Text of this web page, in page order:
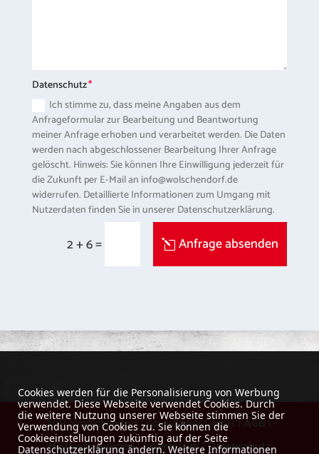
Datenschutz
Ich stimme zu, dass meine Angaben aus dem
Anfrageformular zur Bearbeitung und Beantwortung
meiner Anfrage erhoben und verarbeitet werden. Die Daten
werden nach abgeschlossener Bearbeitung Ihrer Anfrage
gelöscht. Hinweis: Sie können Ihre Einwilligung jederzeit für
die Zukunft per E-Mail an info@wolschendorf.de
widerrufen. Detaillierte Informationen zum Umgang mit
Nutzerdaten finden Sie in unserer Datenschutzerklärung.
2 + 6= Anfrage absenden
H-P. Wolschendorf Gabelstapler GmbH |AGB|
Mietbedingungen|Impressum|Datenschutz
Cookies werden für die Personalisierung von Werbung
verwendet. Diese Webseite verwendet Cookies. Durch
die weitere Nutzung unserer Webseite stimmen Sie der
Verwendung von Cookies zu. Sie können die
Cookieeinstellungen zukünftig auf der Seite
Datenschutzerklärung ändern. Weitere Informationen